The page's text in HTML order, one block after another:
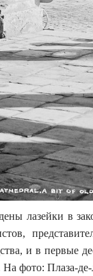
лазейки в
и в первые
фото: Плаза-де-